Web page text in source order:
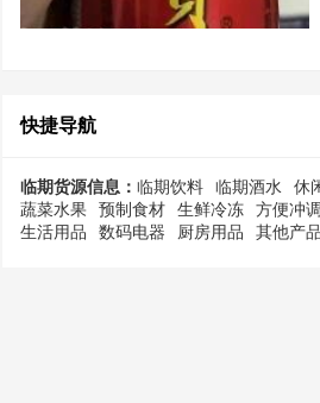
快捷导航
临期货源信息： 临期饮料 临期酒水 休
蔬菜水果 预制食材 生鲜冷冻 方便冲调
生活用品
数码电器 厨房用品 其他产品